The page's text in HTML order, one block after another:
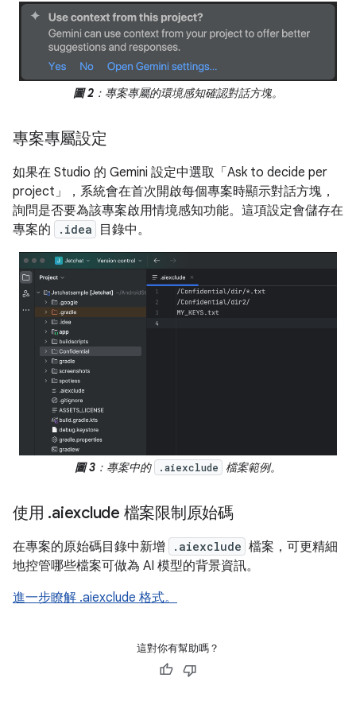
圖 2 ：專案專屬的環境感知確認對話方塊。
專案專屬設定
如果在 Studio 的 Gemini 設定中選取「Ask to decide per
project」
，系統會在首次開啟每個專案時顯示對話方塊，
詢問是否要為該專案啟用情境感知功能。這項設定會儲存在
專案的
.idea 目錄中。
圖 3 ：專案中的 .aiexclude 檔案範例。
使用 .aiexclude 檔案限制原始碼
在專案的原始碼目錄中新增 .aiexclude 檔案，可更精細
地控管哪些檔案可做為 AI 模型的背景資訊。
進一步瞭解 .aiexclude 格式。
這對你有幫助嗎？